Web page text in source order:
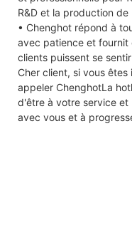
R&D et la production de
• Chenghot répond à
avec patience et fournit
clients puissent se
Cher client, si vous
appeler ChenghotLa
d'être à votre service et
avec vous et à